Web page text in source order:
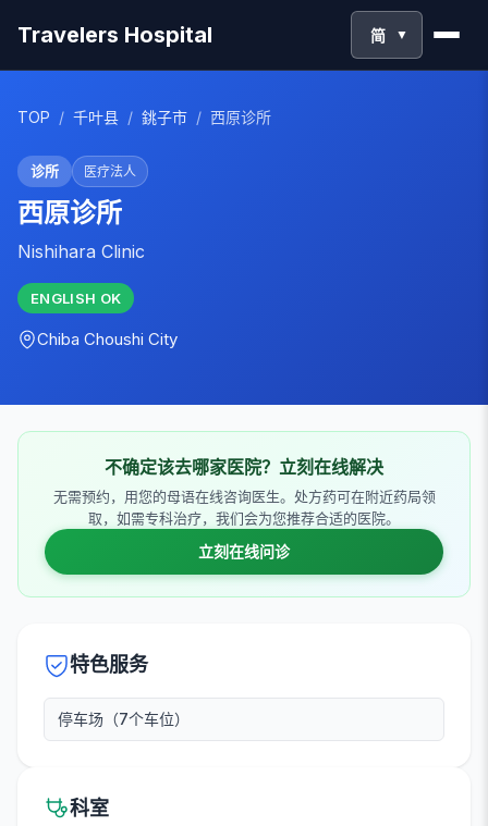
Travelers Hospital 简 ▼
TOP / 千叶县 / 銚子市 / 西原诊所
诊所 医疗法人
西原诊所
Nishihara Clinic
ENGLISH OK
Chiba Choushi City
不确定该去哪家医院？立刻在线解决
无需预约，用您的母语在线咨询医生。处方药可在附近药局领
取，如需专科治疗，我们会为您推荐合适的医院。
立刻在线问诊
特色服务
停车场（7个车位）
科室